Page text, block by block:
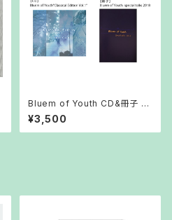
Bluem of Youth CD&冊子 セ
ット
¥3,500